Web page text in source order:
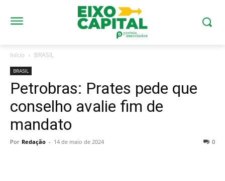
Início BRASIL
BRASIL
Petrobras: Prates pede que
conselho avalie fim de
mandato
Por Redação - 14 de maio de 2024 0